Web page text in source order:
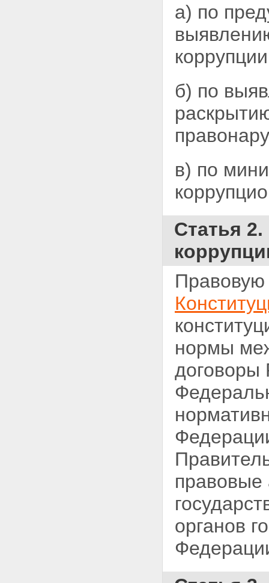
а) по
б) по
в) по
Статья
Правовую
нормы
договоры
правовые
органов